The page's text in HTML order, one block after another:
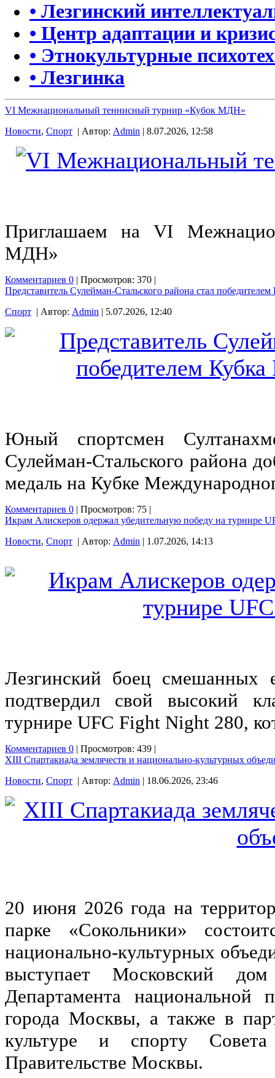
• Лезгинский
• Центр адаптации и
• Этнокультурные
• Лезгинка
VI Межнациональный теннисный турнир «Кубок МДН»
Новости, Спорт | Автор: Admin | 8.07.2026, 12:58
Приглашаем на VI
МДН»
Комментариев 0 | Просмотров: 370 |
Представитель Сулейман-Стальского района стал
Спорт | Автор: Admin | 5.07.2026, 12:40
Юный спортсмен
Сулейман-Стальского района
медаль на Кубке
Комментариев 0 | Просмотров: 75 |
Икрам Алискеров одержал убедительную победу на турнире
Новости, Спорт | Автор: Admin | 1.07.2026, 14:13
Лезгинский боец смешанных
подтвердил свой высокий
турнире UFC Fight Night 280,
Комментариев 0 | Просмотров: 439 |
XIII Спартакиада землячеств и национально-культурных
Новости, Спорт | Автор: Admin | 18.06.2026, 23:46
20 июня 2026 года на
парке «Сокольники»
национально-культурных
выступает Московский
Департамента национальной
города Москвы, а также в
культуре и спорту
Правительстве Москвы.